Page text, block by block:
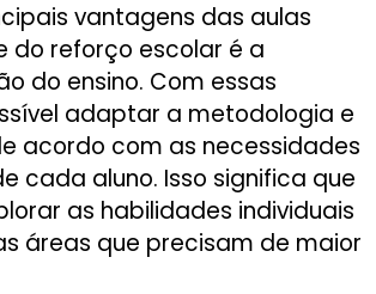
vantagens das aulas
do reforço escolar é a
do ensino. Com essas
adaptar a metodologia e
acordo com as necessidades
cada aluno. Isso significa que
as habilidades individuais
áreas que precisam de maior